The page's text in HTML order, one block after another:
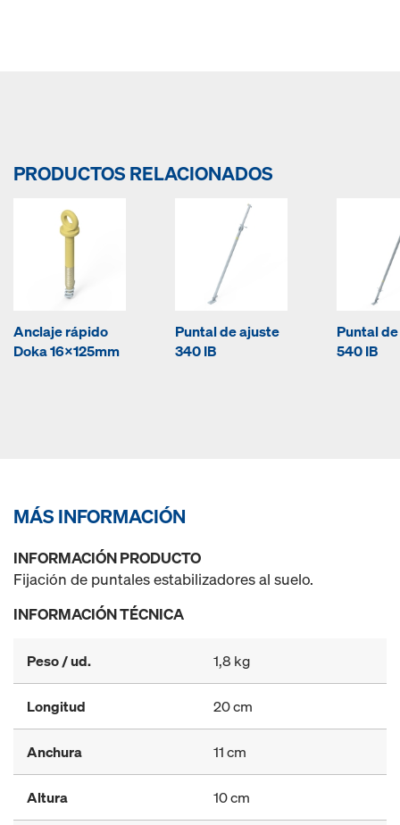
PRODUCTOS RELACIONADOS
Anclaje rápido
Doka 16x125mm
Puntal de ajuste
340 IB
Puntal
540 IB
MÁS INFORMACIÓN
INFORMACIÓN PRODUCTO
Fijación de puntales estabilizadores al suelo.
INFORMACIÓN TÉCNICA
Peso / ud. 1,8 kg
Longitud 20 cm
Anchura 11 cm
Altura 10 cm